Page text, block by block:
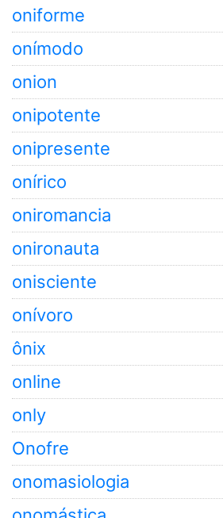
oniforme
onímodo
onion
onipotente
onipresente
onírico
oniromancia
onironauta
onisciente
onívoro
ônix
online
only
Onofre
onomasiologia